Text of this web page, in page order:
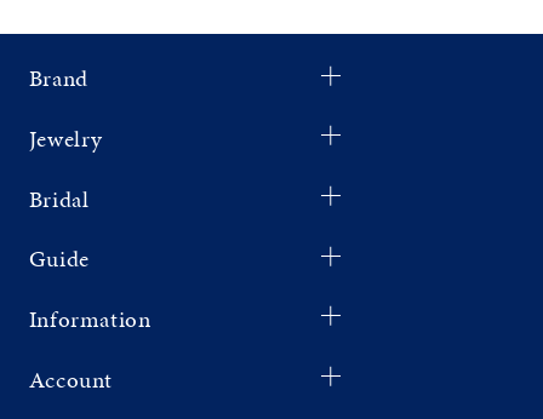
Brand
Jewelry
Bridal
Guide
Information
Account